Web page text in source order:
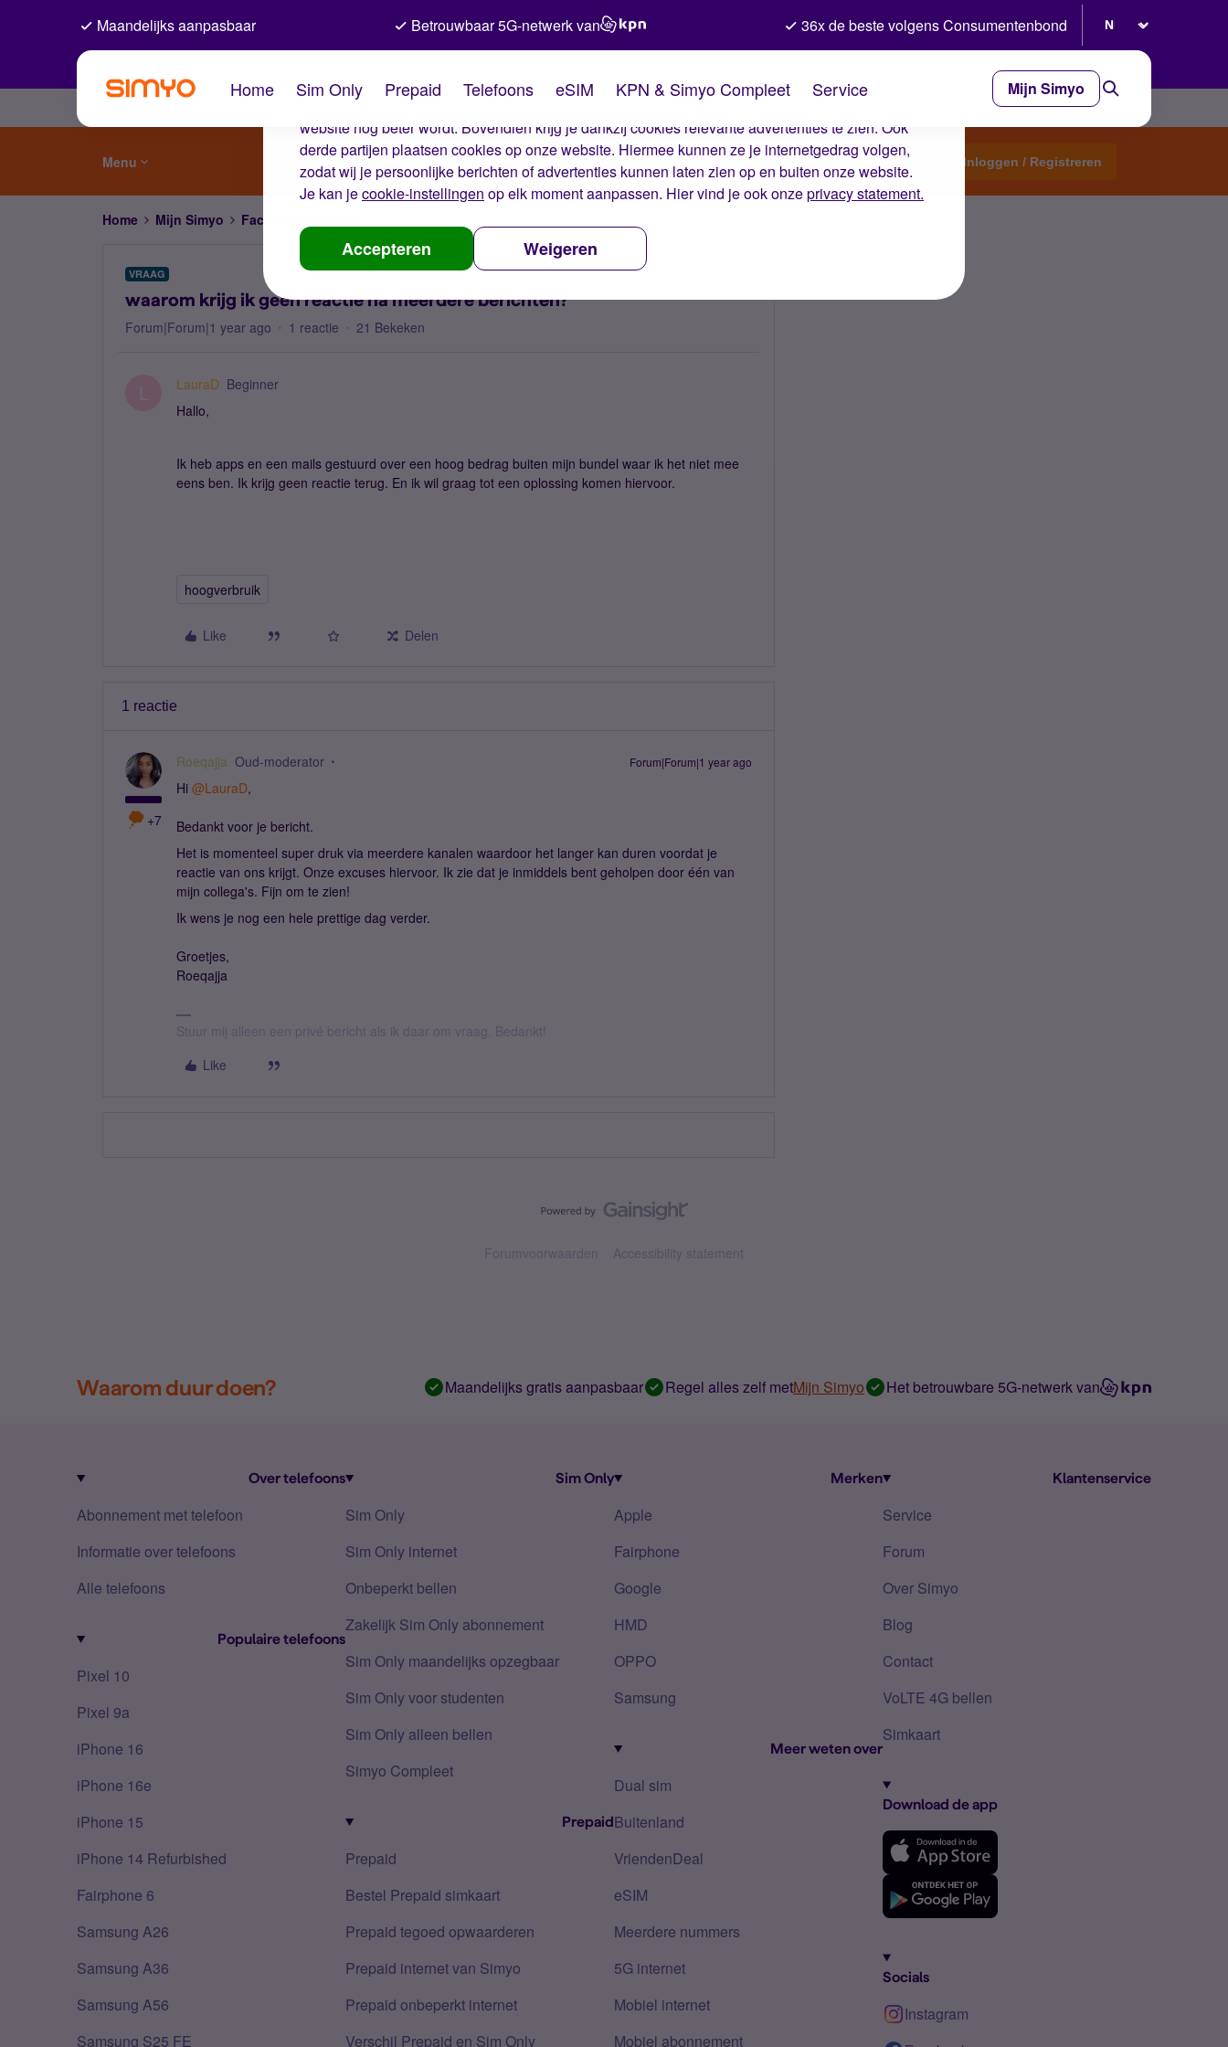
De cookies van Simyo
Wij gebruiken cookies op onze website. Met deze cookies zorgen wij ervoor dat je ervaring op de
website nog beter wordt. Bovendien krijg je dankzij cookies relevante advertenties te zien. Ook
derde partijen plaatsen cookies op onze website. Hiermee kunnen ze je internetgedrag volgen,
zodat wij je persoonlijke berichten of advertenties kunnen laten zien op en buiten onze website.
Je kan jecookie-instellingen op elk moment aanpassen. Hier vind je ook onzeprivacy statement.
Accepteren Weigeren
Maandelijks aanpasbaar Betrouwbaar 5G-netwerk van 36x de beste volgens Consumentenbond
Home Sim Only Prepaid Telefoons eSIM KPN & Simyo Compleet Service Mijn Simyo
Menu Start een topic Inloggen / Registreren
Home Mijn Simyo Factuur en betalen
VRAAG
waarom krijg ik geen reactie na meerdere berichten?
Forum|Forum|1 year ago 1 reactie 21 Bekeken
LauraD Beginner
Hallo,
Ik heb apps en een mails gestuurd over een hoog bedrag buiten mijn bundel waar ik het niet mee
eens ben. Ik krijg geen reactie terug. En ik wil graag tot een oplossing komen hiervoor.
hoogverbruik
Like Delen
1 reactie
+7
Roeqajja Oud-moderator Forum|Forum|1 year ago
Hi @LauraD,
Bedankt voor je bericht.
Het is momenteel super druk via meerdere kanalen waardoor het langer kan duren voordat je
reactie van ons krijgt. Onze excuses hiervoor. Ik zie dat je inmiddels bent geholpen door één van
mijn collega's. Fijn om te zien!
Ik wens je nog een hele prettige dag verder.
Groetjes,
Roeqajja
Stuur mij alleen een privé bericht als ik daar om vraag. Bedankt!
Like
Forumvoorwaarden Accessibility statement
Waarom duur doen? Maandelijks gratis aanpasbaar Regel alles zelf metMijn Simyo Het betrouwbare 5G-netwerk van
Over telefoons
Abonnement met telefoon
Informatie over telefoons
Alle telefoons
Populaire telefoons
Pixel 10
Pixel 9a
iPhone 16
iPhone 16e
iPhone 15
iPhone 14 Refurbished
Fairphone 6
Samsung A26
Samsung A36
Samsung A56
Samsung S25 FE
Sim Only
Sim Only
Sim Only internet
Onbeperkt bellen
Zakelijk Sim Only abonnement
Sim Only maandelijks opzegbaar
Sim Only voor studenten
Sim Only alleen bellen
Simyo Compleet
Prepaid
Prepaid
Bestel Prepaid simkaart
Prepaid tegoed opwaarderen
Prepaid internet van Simyo
Prepaid onbeperkt internet
Verschil Prepaid en Sim Only
Merken
Apple
Fairphone
Google
HMD
OPPO
Samsung
Meer weten over
Dual sim
Buitenland
VriendenDeal
eSIM
Meerdere nummers
5G internet
Mobiel internet
Mobiel abonnement
Klantenservice
Service
Forum
Over Simyo
Blog
Contact
VoLTE 4G bellen
Simkaart
Download de app
Socials
Instagram